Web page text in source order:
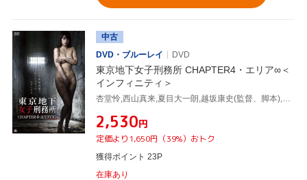
中古
DVD・ブルーレイ
DVD
東京地下女子刑務所 CHAPTER4・エリア∞＜
インフィニティ＞
杏堂怜,西山真来,夏目大一朗,越坂康史(監督、脚本),原啓二郎(製作総指揮)
¥2,530円
定価より1,650円（39%）おトク
獲得ポイント 23P
在庫あり